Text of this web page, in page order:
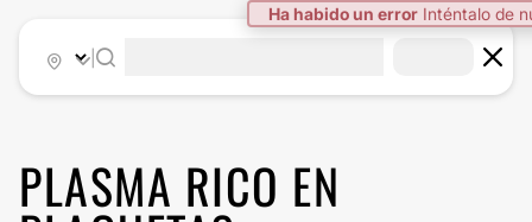
Ha habido un error Inténtalo de
PLASMA RICO EN